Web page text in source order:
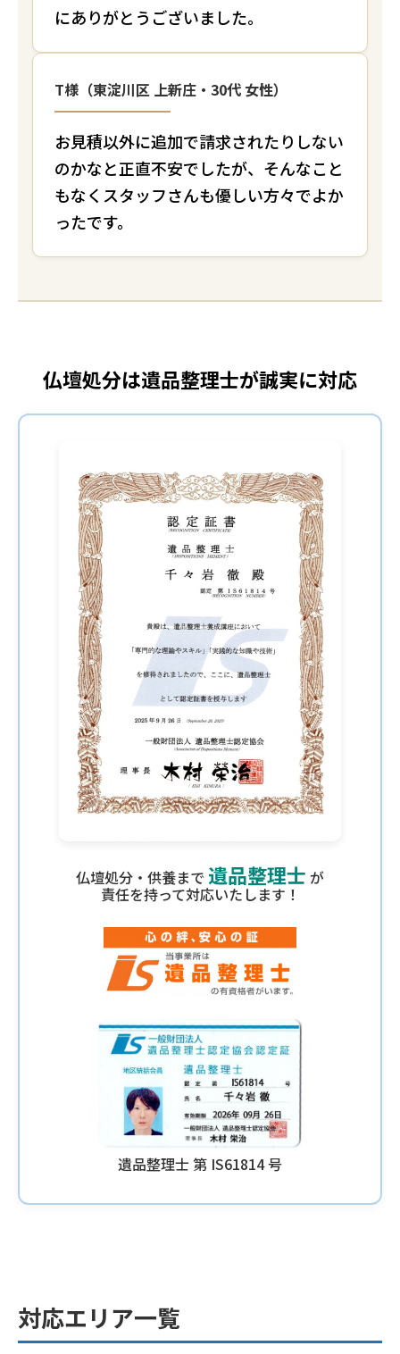
にありがとうございました。
T様（東淀川区 上新庄・30代 女性）
お見積以外に追加で請求されたりしない
のかなと正直不安でしたが、そんなこと
もなくスタッフさんも優しい方々でよか
ったです。
仏壇処分は遺品整理士が誠実に対応
仏壇処分・供養まで 遺品整理士 が
責任を持って対応いたします！
遺品整理士 第 IS61814 号
対応エリア一覧